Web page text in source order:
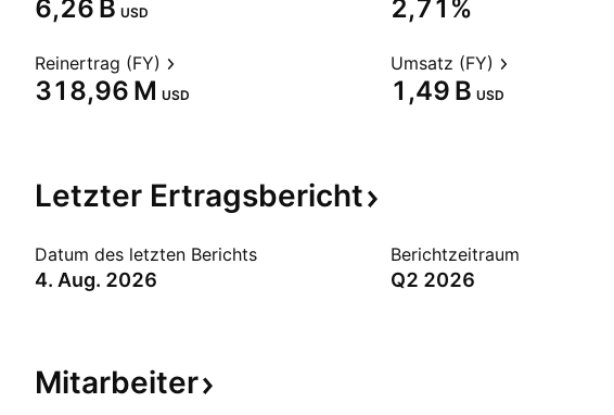
‪6,26 B‬ USD 2,71%
Reinertrag (FY)
‪318,96 M‬ USD
Umsatz (FY)
‪1,49 B‬ USD
Letzter Ertragsbericht
Datum des letzten Berichts
4. Aug. 2026
Berichtzeitraum
Q2 2026
Mitarbeiter